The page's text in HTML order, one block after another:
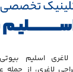
اسلیم بیوتی